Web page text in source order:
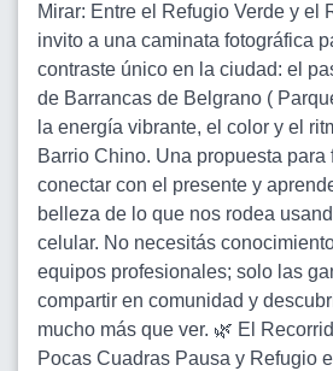
Mirar: Entre el Refugio Verde y el
invito a una caminata fotográfica
contraste único en la ciudad: el
de Barrancas de Belgrano (
la energía vibrante, el color y el
Barrio Chino. Una propuesta para
conectar con el presente y
belleza de lo que nos rodea
celular. No necesitás
equipos profesionales; solo las
compartir en comunidad y
mucho más que ver. 🌿 El
Pocas Cuadras Pausa y Refugio